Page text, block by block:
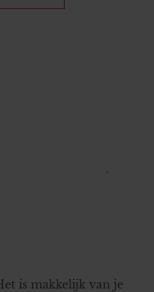
is makkelijk van je